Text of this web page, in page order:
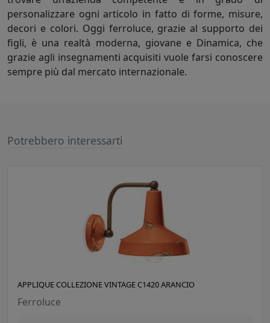
personalizzare ogni articolo in fatto di forme, misure,
decori e colori. Oggi ferroluce, grazie al supporto dei
figli, è una realtà moderna, giovane e Dinamica, che
grazie agli insegnamenti acquisiti vuole farsi conoscere
sempre più dal mercato internazionale.
Potrebbero interessarti
APPLIQUE COLLEZIONE VINTAGE C1420 ARANCIO
Ferroluce